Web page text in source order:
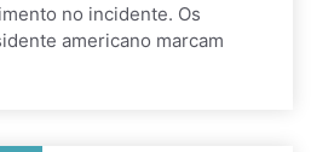
no incidente. Os
americano marcam